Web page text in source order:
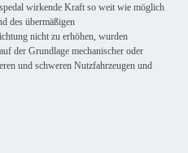
wirkende Kraft so weit wie möglich
des übermäßigen
nicht zu erhöhen, wurden
der Grundlage mechanischer oder
und schweren Nutzfahrzeugen und